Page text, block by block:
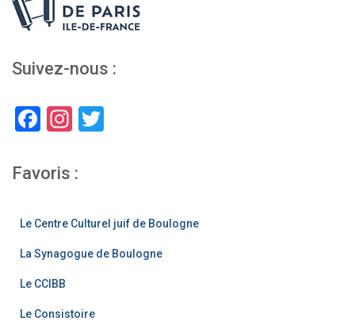
Suivez-nous :
F
c
b
o
o
k
In
a
a
m
Favoris :
Le Centre Culturel juif de Boulogne
La Synagogue de Boulogne
Le CCIBB
Le Consistoire